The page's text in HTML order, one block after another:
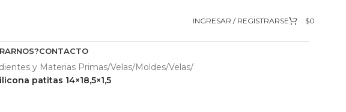
INGRESAR / REGISTRARSE $0
CONTACTO
y Materias Primas/Velas/Moldes/Velas/
patitas 14×18,5×1,5